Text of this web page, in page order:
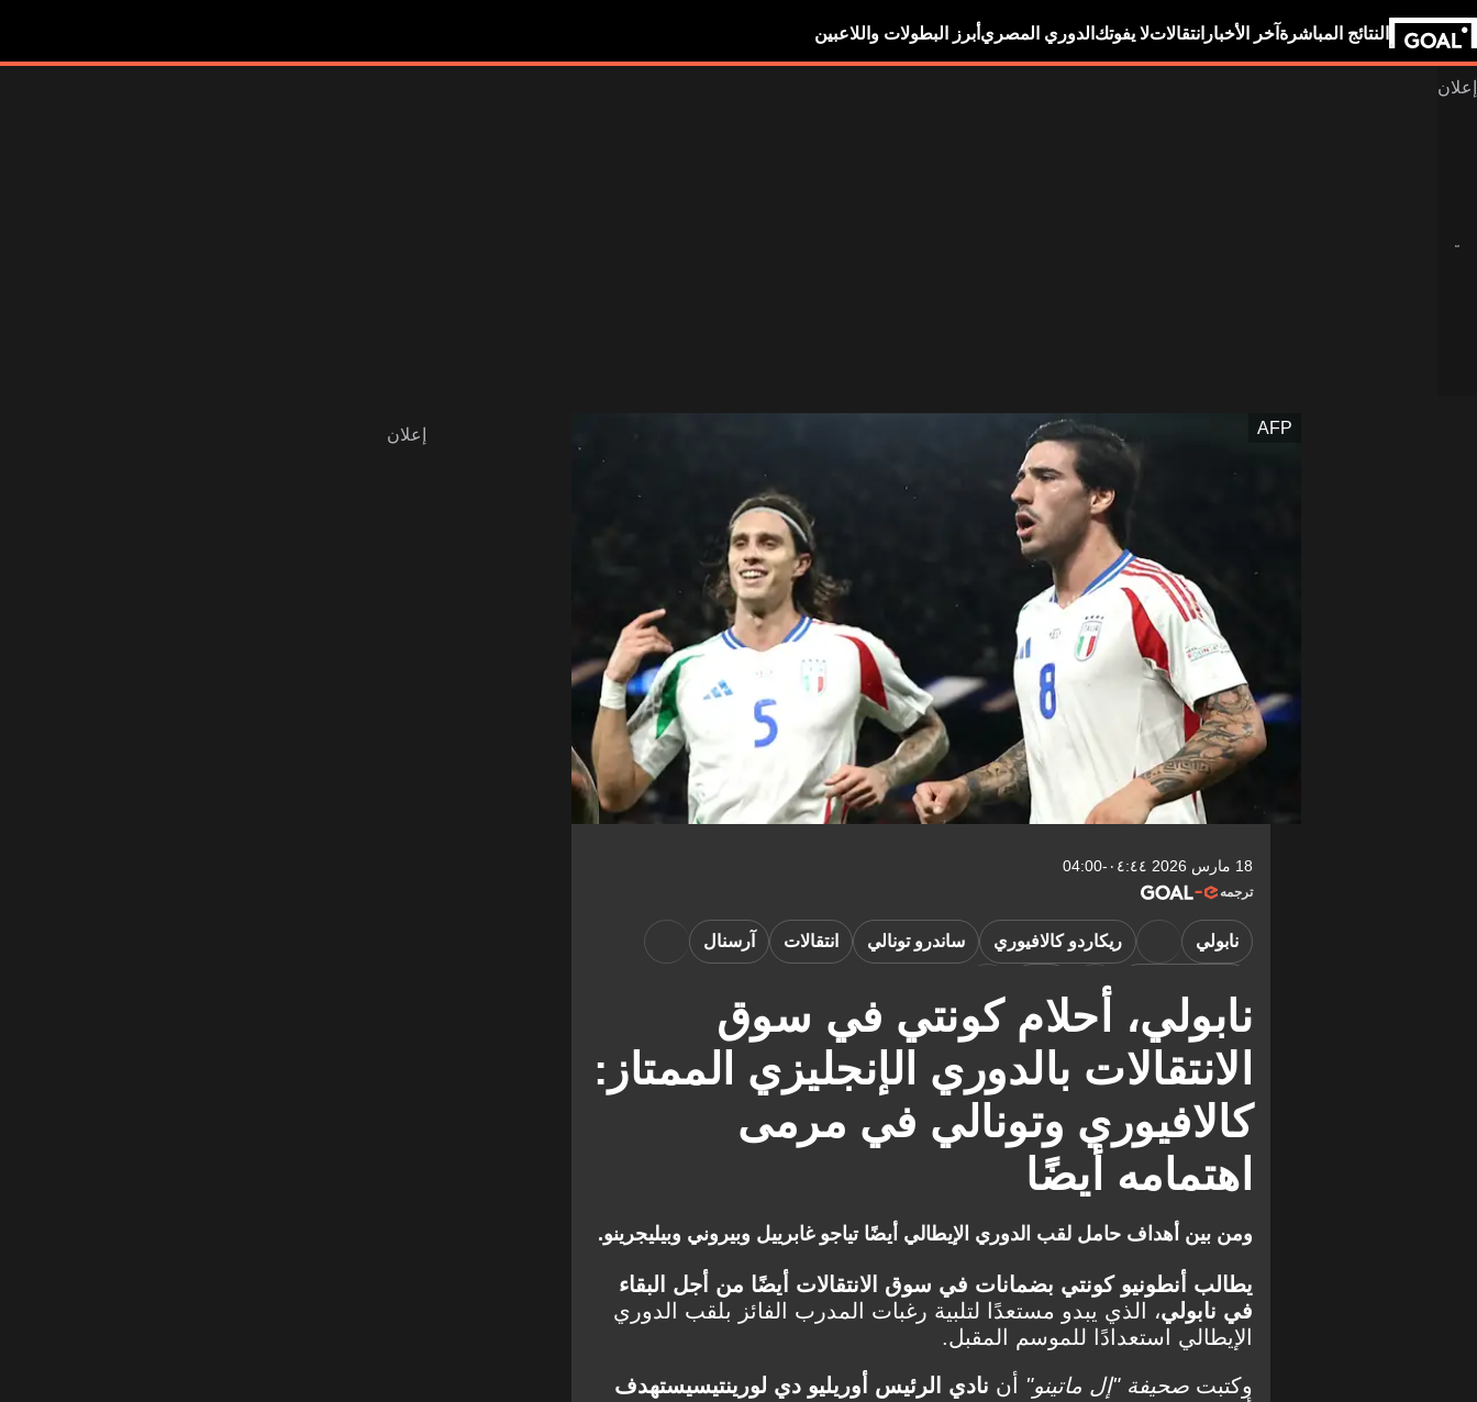
النتائج المباشرة آخر الأخبار انتقالاتلا يفوتك الدوري المصري أبرز البطولات واللاعبين
AFP
18 مارس 2026 ٠٤:٤٤-04:00
ترجمه
نابولي، أحلام كونتي في سوق
الانتقالات بالدوري الإنجليزي الممتاز:
كالافيوري وتونالي في مرمى
اهتمامه أيضًا
نابولي ريكاردو كالافيوري ساندرو تونالي انتقالات آرسنال
ومن بين أهداف حامل لقب الدوري الإيطالي أيضًا تياجو غابرييل وبيروني وبيليجرينو.
يطالب أنطونيو كونتي بضمانات في سوق الانتقالات أيضًا من أجل البقاء
في نابولي، الذي يبدو مستعدًا لتلبية رغبات المدرب الفائز بلقب الدوري
الإيطالي استعدادًا للموسم المقبل.
وكتبت صحيفة "إل ماتينو" أن نادي الرئيس أوريليو دي لورينتيسيستهدف